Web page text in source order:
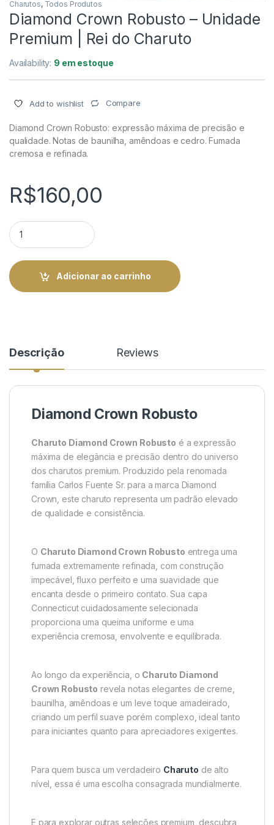
Charutos, Todos Produtos
Diamond Crown Robusto – Unidade
Premium | Rei do Charuto
Availability: 9 em estoque
Add to wishlist Compare
Diamond Crown Robusto: expressão máxima de precisão e
qualidade. Notas de baunilha, amêndoas e cedro. Fumada
cremosa e refinada.
R$160,00
Diamond Crown Robusto - Unidade Premium | Rei do
Adicionar ao carrinho
Descrição Reviews
Diamond Crown Robusto
Charuto Diamond Crown Robusto é a expressão
máxima de elegância e precisão dentro do universo
dos charutos premium. Produzido pela renomada
família Carlos Fuente Sr. para a marca Diamond
Crown , este charuto representa um padrão elevado
de qualidade e consistência.
O Charuto Diamond Crown Robusto entrega uma
fumada extremamente refinada, com construção
impecável, fluxo perfeito e uma suavidade que
encanta desde o primeiro contato. Sua capa
Connecticut cuidadosamente selecionada
proporciona uma queima uniforme e uma
experiência cremosa, envolvente e equilibrada.
Ao longo da experiência, o Charuto Diamond
Crown Robusto revela notas elegantes de creme,
baunilha, amêndoas e um leve toque amadeirado,
criando um perfil suave porém complexo, ideal tanto
para iniciantes quanto para apreciadores exigentes.
Para quem busca um verdadeiro Charuto de alto
nível, essa é uma escolha consagrada mundialmente.
E para explorar outras seleções premium, descubra